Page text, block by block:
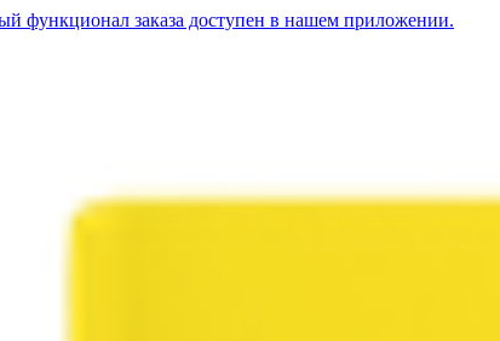
функционал заказа доступен в нашем приложении.